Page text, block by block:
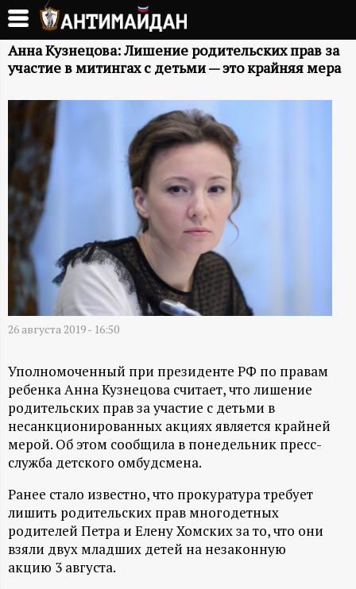
Перейти
основному
содержанию
А
Т
И
М
А
Й
Д
Н
-
и
н
ф
Анна Кузнецова: Лишение родительских прав за
участие в митингах с детьми — это крайняя мера
26 августа 2019 - 16:50
Уполномоченный при президенте РФ по правам
ребенка Анна Кузнецова считает, что лишение
родительских прав за участие с детьми в
несанкционированных акциях является крайней
мерой. Об этом сообщила в понедельник пресс-
служба детского омбудсмена.
Ранее стало известно, что прокуратура требует
лишить родительских прав многодетных
родителей Петра и Елену Хомских за то, что они
взяли двух младших детей на незаконную
акцию 3 августа.